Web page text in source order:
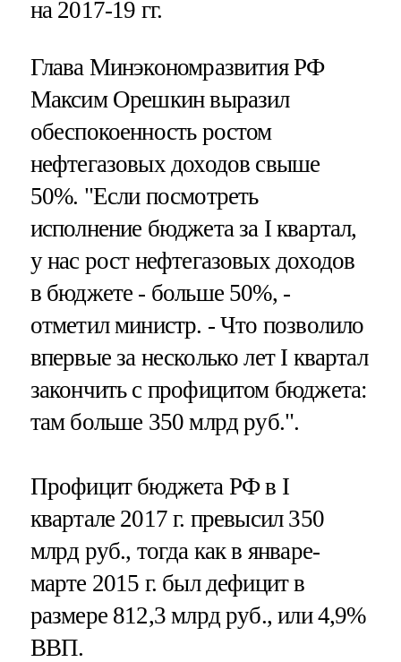
на 2017-19 гг.
Глава Минэкономразвития РФ
Максим Орешкин выразил
обеспокоенность ростом
нефтегазовых доходов свыше
50%. "Если посмотреть
исполнение бюджета за I квартал,
у нас рост нефтегазовых доходов
в бюджете - больше 50%, -
отметил министр. - Что позволило
впервые за несколько лет I квартал
закончить с профицитом бюджета:
там больше 350 млрд руб.".
Профицит бюджета РФ в I
квартале 2017 г. превысил 350
млрд руб., тогда как в январе-
марте 2015 г. был дефицит в
размере 812,3 млрд руб., или 4,9%
ВВП.